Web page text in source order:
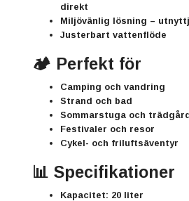
direkt
Miljövänlig lösning –
Justerbart vattenflöde
🏕️ Perfekt för
Camping och vandring
Strand och bad
Sommarstuga och
Festivaler och resor
Cykel- och friluftsäventyr
📊 Specifikationer
Kapacitet: 20 liter